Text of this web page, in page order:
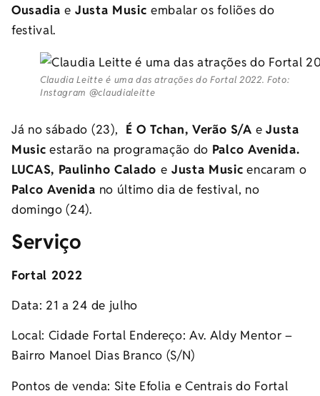
Ousadiae Justa Music embalar os foliões do
festival.
Claudia Leitte é uma das atrações do Fortal 2022. Foto:
Instagram @claudialeitte
Já no sábado (23), É O Tchan, Verão S/A eJusta
Music estarão na programação do Palco Avenida.
LUCAS, Paulinho Calado e Justa Music encaram o
Palco Avenida no último dia de festival, no
domingo (24).
Serviço
Fortal 2022
Data: 21 a 24 de julho
Local: Cidade Fortal Endereço: Av. Aldy Mentor –
Bairro Manoel Dias Branco (S/N)
Pontos de venda: Site Efolia e Centrais do Fortal